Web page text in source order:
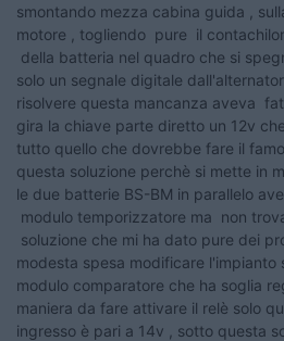
smontando mezza cabina guida ,
motore , togliendo pure il
della batteria nel quadro che si
solo un segnale digitale
risolvere questa mancanza aveva
gira la chiave parte diretto un 12v
tutto quello che dovrebbe fare il
questa soluzione perchè si mette in
le due batterie BS-BM in parallelo
modulo temporizzatore ma non
soluzione che mi ha dato pure dei
modesta spesa modificare l'impianto
modulo comparatore che ha soglia
maniera da fare attivare il relè solo
ingresso è pari a 14v , sotto questa